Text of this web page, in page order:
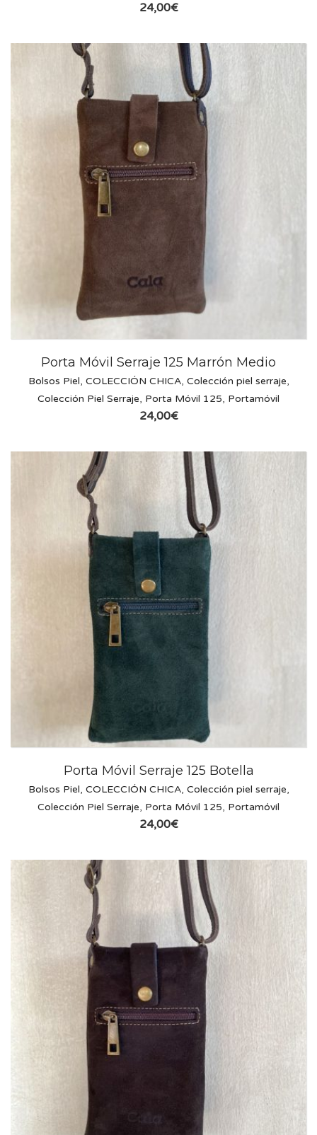
24,00€
Porta Móvil Serraje 125 Marrón Medio
Bolsos Piel, COLECCIÓN CHICA, Colección piel serraje,
Colección Piel Serraje, Porta Móvil 125, Portamóvil
24,00€
Porta Móvil Serraje 125 Botella
Bolsos Piel, COLECCIÓN CHICA, Colección piel serraje,
Colección Piel Serraje, Porta Móvil 125, Portamóvil
24,00€